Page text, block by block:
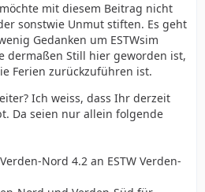
mit diesem Beitrag nicht
sonstwie Unmut stiften. Es geht
Gedanken um ESTWsim
dermaßen Still hier geworden ist,
Ferien zurückzuführen ist.
Ich weiss, dass Ihr derzeit
Da seien nur allein folgende
Nord 4.2 an ESTW Verden-